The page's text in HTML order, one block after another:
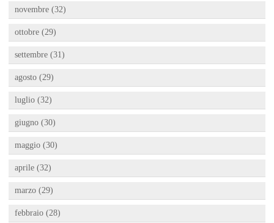
novembre (32)
ottobre (29)
settembre (31)
agosto (29)
luglio (32)
giugno (30)
maggio (30)
aprile (32)
marzo (29)
febbraio (28)